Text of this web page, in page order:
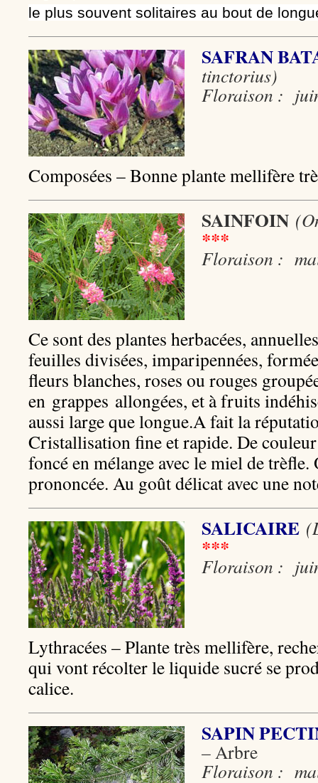
le plus souvent solitaires au bout de
SAFRAN
tinctorius)
Floraison :
Composées – Bonne plante mellifère
SAINFOIN
***
Floraison :
Ce sont des plantes herbacées,
feuilles divisées, imparipennées,
fleurs blanches, roses ou rouges
en grappes allongées, et à fruits
aussi large que longue.A fait la
Cristallisation fine et rapide. De
foncé en mélange avec le miel de trèfle.
prononcée. Au goût délicat avec une
SALICAIRE
***
Floraison :
Lythracées – Plante très mellifère,
qui vont récolter le liquide sucré se
calice.
SAPIN
–Arbre
Floraison :